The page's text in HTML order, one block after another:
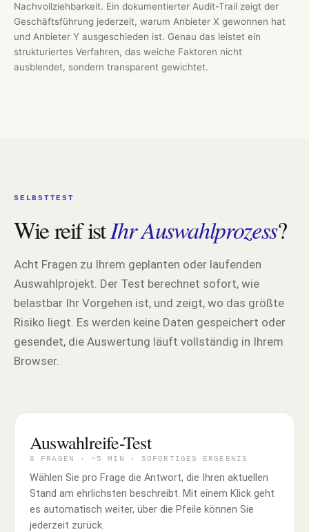
Nachvollziehbarkeit. Ein dokumentierter Audit-Trail zeigt der
Geschäftsführung jederzeit, warum Anbieter X gewonnen hat
und Anbieter Y ausgeschieden ist. Genau das leistet ein
strukturiertes Verfahren, das weiche Faktoren nicht
ausblendet, sondern transparent gewichtet.
SELBSTTEST
Wie reif istIhr Auswahlprozess?
Acht Fragen zu Ihrem geplanten oder laufenden
Auswahlprojekt. Der Test berechnet sofort, wie
belastbar Ihr Vorgehen ist, und zeigt, wo das größte
Risiko liegt. Es werden keine Daten gespeichert oder
gesendet, die Auswertung läuft vollständig in Ihrem
Browser.
Auswahlreife-Test
8 FRAGEN · ~5 MIN · SOFORTIGES ERGEBNIS
Wählen Sie pro Frage die Antwort, die Ihren aktuellen
Stand am ehrlichsten beschreibt. Mit einem Klick geht
es automatisch weiter, über die Pfeile können Sie
jederzeit zurück.